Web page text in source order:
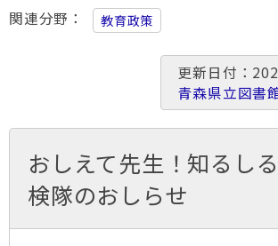
関連分野
教育政策
更新日付：
青森県立図書
おしえて先生！知るし
検隊のおしらせ